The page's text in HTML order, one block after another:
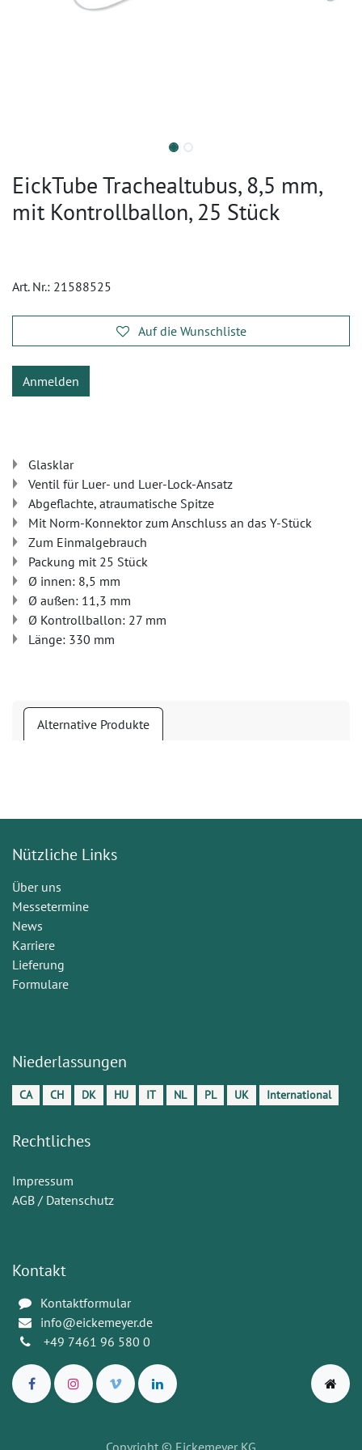
EickTube Trachealtubus, 8,5 mm,
mit Kontrollballon, 25 Stück
Art. Nr.: 21588525
Auf die Wunschliste
Anmelden
Glasklar
Ventil für Luer- und Luer-Lock-Ansatz
Abgeflachte, atraumatische Spitze
Mit Norm-Konnektor zum Anschluss an das Y-Stück
Zum Einmalgebrauch
Packung mit 25 Stück
Ø innen: 8,5 mm
Ø außen: 11,3 mm
Ø Kontrollballon: 27 mm
Länge: 330 mm
Alternative Produkte
Nützliche Links
Über uns
Messetermine
News
Karriere
Lieferung
Formulare
Niederlassungen
CA CH DK HU IT NL PL UK International
Rechtliches
Impressum
AGB / Datenschutz
Kontakt
Kontaktformular
info@eickemeyer.de
+49 7461 96 580 0
Copyright © Eickemeyer KG